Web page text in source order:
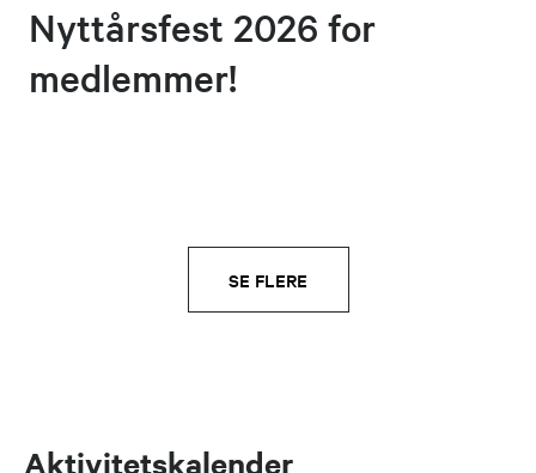
Nyttårsfest 2026 for
medlemmer!
SE FLERE
Aktivitetskalender